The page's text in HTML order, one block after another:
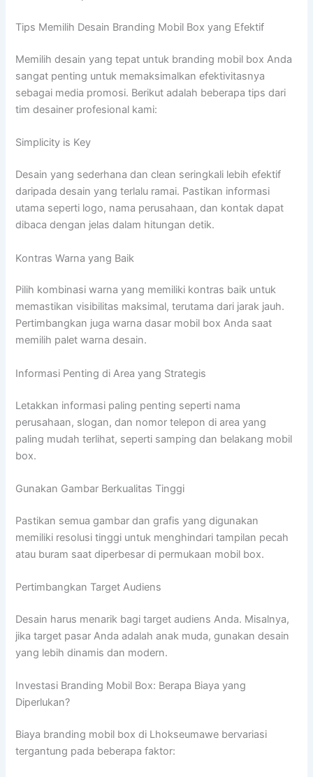
Tips Memilih Desain Branding Mobil Box yang Efektif
Memilih desain yang tepat untuk branding mobil box Anda
sangat penting untuk memaksimalkan efektivitasnya
sebagai media promosi. Berikut adalah beberapa tips dari
tim desainer profesional kami:
Simplicity is Key
Desain yang sederhana dan clean seringkali lebih efektif
daripada desain yang terlalu ramai. Pastikan informasi
utama seperti logo, nama perusahaan, dan kontak dapat
dibaca dengan jelas dalam hitungan detik.
Kontras Warna yang Baik
Pilih kombinasi warna yang memiliki kontras baik untuk
memastikan visibilitas maksimal, terutama dari jarak jauh.
Pertimbangkan juga warna dasar mobil box Anda saat
memilih palet warna desain.
Informasi Penting di Area yang Strategis
Letakkan informasi paling penting seperti nama
perusahaan, slogan, dan nomor telepon di area yang
paling mudah terlihat, seperti samping dan belakang mobil
box.
Gunakan Gambar Berkualitas Tinggi
Pastikan semua gambar dan grafis yang digunakan
memiliki resolusi tinggi untuk menghindari tampilan pecah
atau buram saat diperbesar di permukaan mobil box.
Pertimbangkan Target Audiens
Desain harus menarik bagi target audiens Anda. Misalnya,
jika target pasar Anda adalah anak muda, gunakan desain
yang lebih dinamis dan modern.
Investasi Branding Mobil Box: Berapa Biaya yang
Diperlukan?
Biaya branding mobil box di Lhokseumawe bervariasi
tergantung pada beberapa faktor: